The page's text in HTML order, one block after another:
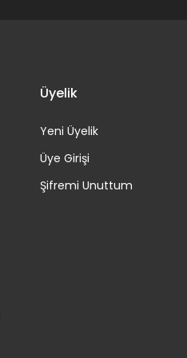
Üyelik
Yeni Üyelik
Üye Girişi
Şifremi Unuttum